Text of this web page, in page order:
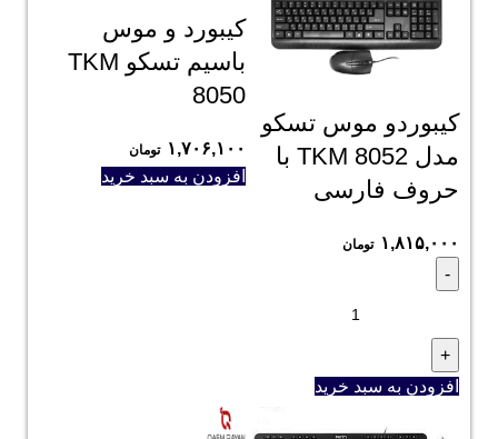
کیبوردو موس تسکو
مدل TKM 8052 با
حروف فارسی
۱,۸۱۵,۰۰۰ تومان
افزودن به سبد خرید
کیبورد و موس
باسیم تسکو TKM
8050
۱,۷۰۶,۱۰۰ تومان
افزودن به سبد خرید